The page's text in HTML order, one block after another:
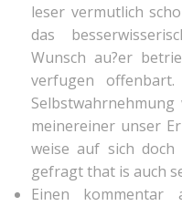
leser vermutlich
das
Wunsch au?er
verfugen
meinereiner unser
weise auf sich
gefragt that is auch
Einen kommentar